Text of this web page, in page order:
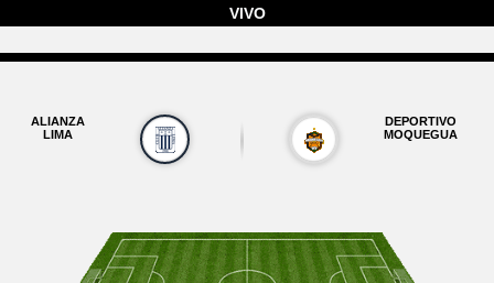
VIVO
ALIANZA
LIMA
DEPORTIVO
MOQUEGUA